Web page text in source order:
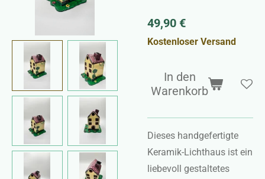
49,90 €
Kostenloser Versand
In den
Warenkorb
Dieses handgefertigte
Keramik-Lichthaus ist ein
liebevoll gestaltetes